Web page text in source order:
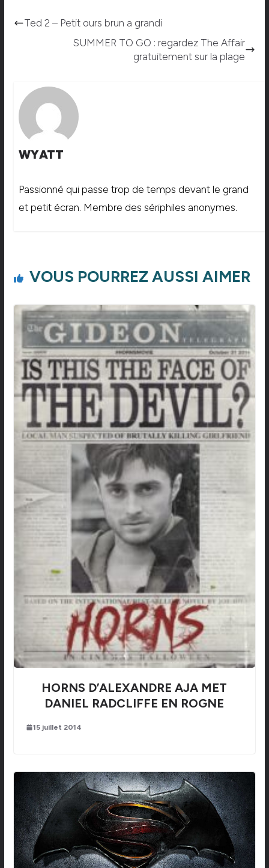
Ted 2 – Petit ours brun a grandi
SUMMER TO GO : regardez The Affair
gratuitement sur la plage
WYATT
Passionné qui passe trop de temps devant le grand
et petit écran. Membre des sériphiles anonymes.
VOUS POURREZ AUSSI AIMER
HORNS D’ALEXANDRE AJA MET
DANIEL RADCLIFFE EN ROGNE
15 juillet 2014